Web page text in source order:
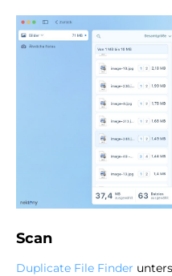
Scan
Duplicate File Finder